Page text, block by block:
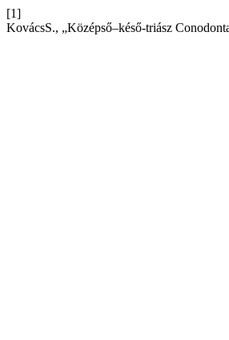
[1]
KovácsS., „Középső–késő-triász